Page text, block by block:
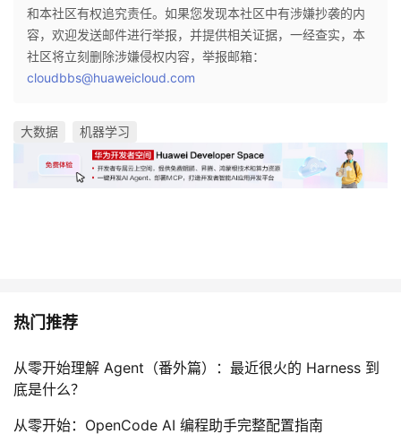
和本社区有权追究责任。如果您发现本社区中有涉嫌抄袭的内
容，欢迎发送邮件进行举报，并提供相关证据，一经查实，本
社区将立刻删除涉嫌侵权内容，举报邮箱：
cloudbbs@huaweicloud.com
大数据 机器学习
热门推荐
从零开始理解 Agent（番外篇）：最近很火的 Harness 到
底是什么？
从零开始：OpenCode AI 编程助手完整配置指南